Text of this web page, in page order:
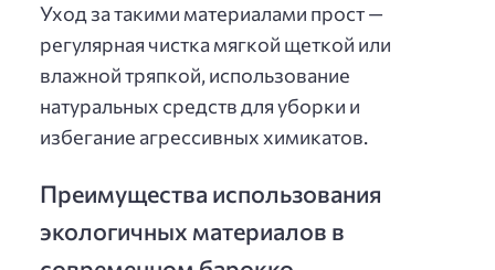
Уход за такими материалами прост —
регулярная чистка мягкой щеткой или
влажной тряпкой, использование
натуральных средств для уборки и
избегание агрессивных химикатов.
Преимущества использования
экологичных материалов в